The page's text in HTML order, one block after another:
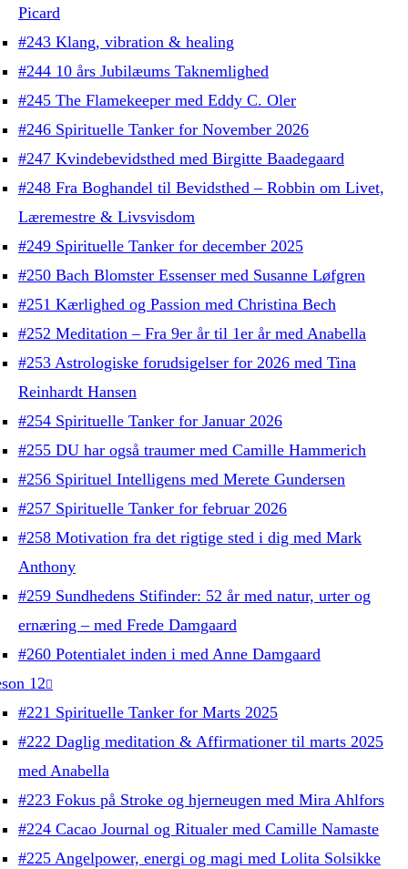
Picard
#243 Klang, vibration & healing
#244 10 års Jubilæums Taknemlighed
#245 The Flamekeeper med Eddy C. Oler
#246 Spirituelle Tanker for November 2026
#247 Kvindebevidsthed med Birgitte Baadegaard
#248 Fra Boghandel til Bevidsthed – Robbin om Livet,
Læremestre & Livsvisdom
#249 Spirituelle Tanker for december 2025
#250 Bach Blomster Essenser med Susanne Løfgren
#251 Kærlighed og Passion med Christina Bech
#252 Meditation – Fra 9er år til 1er år med Anabella
#253 Astrologiske forudsigelser for 2026 med Tina
Reinhardt Hansen
#254 Spirituelle Tanker for Januar 2026
#255 DU har også traumer med Camille Hammerich
#256 Spirituel Intelligens med Merete Gundersen
#257 Spirituelle Tanker for februar 2026
#258 Motivation fra det rigtige sted i dig med Mark
Anthony
#259 Sundhedens Stifinder: 52 år med natur, urter og
ernæring – med Frede Damgaard
#260 Potentialet inden i med Anne Damgaard
12
#221 Spirituelle Tanker for Marts 2025
#222 Daglig meditation & Affirmationer til marts 2025
med Anabella
#223 Fokus på Stroke og hjerneugen med Mira Ahlfors
#224 Cacao Journal og Ritualer med Camille Namaste
#225 Angelpower, energi og magi med Lolita Solsikke